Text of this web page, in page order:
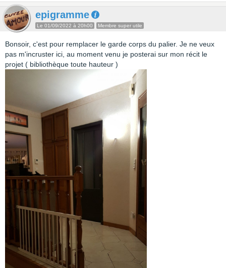
epigramme
Le 01/09/2022 à 20h00 Membre super utile
Bonsoir, c'est pour remplacer le garde corps du palier. Je ne veux
pas m'incruster ici, au moment venu je posterai sur mon récit le
projet ( bibliothèque toute hauteur )